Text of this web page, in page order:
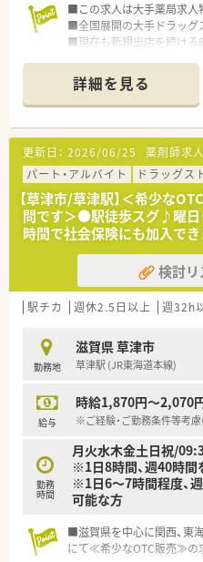
■この求人は大手薬局求
■全国展開の大手ドラッグ
■現在も新規出店を続ける
詳細を見る
更新日： 2026/06/25 薬剤師求人
パート・アルバイト
ドラッグス
【草津市/草津駅】＜希少な
問です＞●駅徒歩スグ♪曜日
時間で社会保険にも加入でき
検討リ
駅チカ 週休2.5日以上 週32h
勤務地
滋賀県 草津市
草津駅 (JR東海道本線)
給与
時給1,870円～2,070
※ご経験・ご勤務条件等考
勤務
時間
月火水木金土日祝/
※1日8時間、週40時
※1日6～7時間程度、
可能な方
■滋賀県を中心に関西、東
にて≪希少なOTC販売≫の